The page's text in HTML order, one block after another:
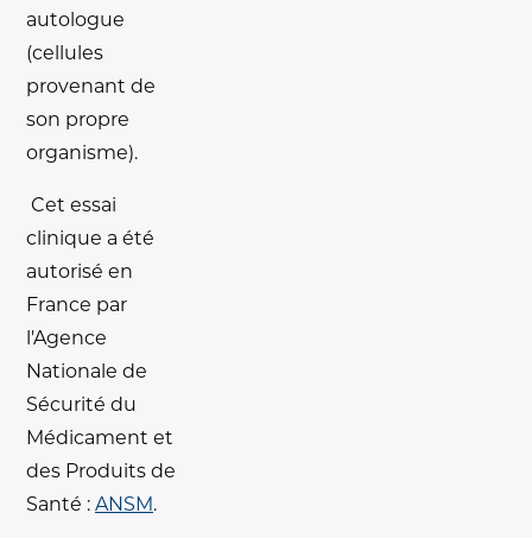
autologue
(cellules
provenant de
son propre
organisme).
Cet essai
clinique a été
autorisé en
France par
l'Agence
Nationale de
Sécurité du
Médicament et
des Produits de
Santé : ANSM.